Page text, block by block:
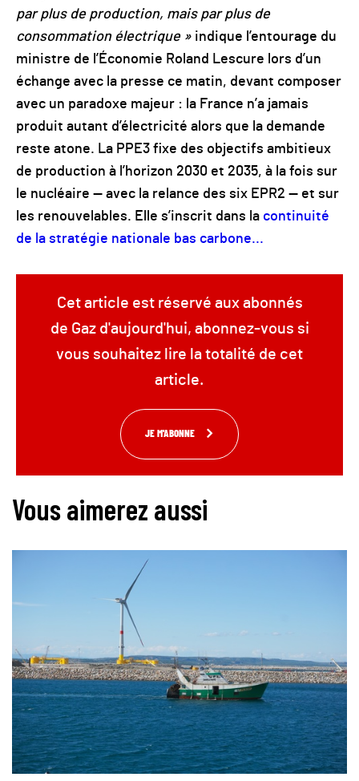
par plus de production, mais par plus de
consommation électrique » indique l’entourage du
ministre de l’Économie Roland Lescure lors d’un
échange avec la presse ce matin, devant composer
avec un paradoxe majeur : la France n’a jamais
produit autant d’électricité alors que la demande
reste atone. La PPE3 fixe des objectifs ambitieux
de production à l’horizon 2030 et 2035, à la fois sur
le nucléaire — avec la relance des six EPR2 — et sur
les renouvelables. Elle s’inscrit dans la continuité
de la stratégie nationale bas carbone...
Cet article est réservé aux abonnés
de Gaz d'aujourd'hui, abonnez-vous si
vous souhaitez lire la totalité de cet
article.
JE M'ABONNE
Vous aimerez aussi